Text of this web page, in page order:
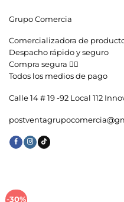
Grupo Comercia
Comercializadora de
Despacho rápido y seguro
Compra segura 👇🏼
Todos los medios de pago
Calle 14 # 19 -92 Local 112
-30%